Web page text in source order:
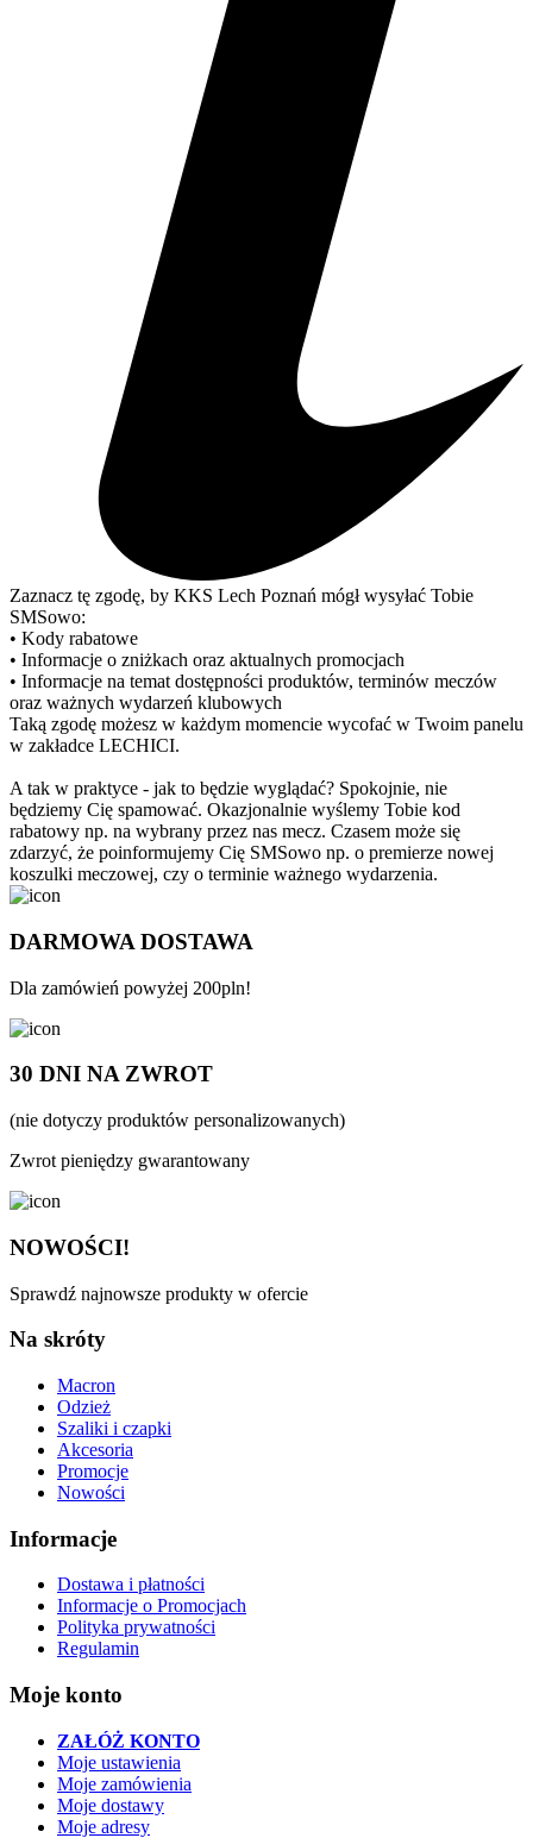
Zaznacz tę zgodę, by KKS Lech Poznań mógł wysyłać Tobie
SMSowo:
• Kody rabatowe
• Informacje o zniżkach oraz aktualnych promocjach
• Informacje na temat dostępności produktów, terminów meczów
oraz ważnych wydarzeń klubowych
Taką zgodę możesz w każdym momencie wycofać w Twoim panelu
w zakładce LECHICI.
A tak w praktyce - jak to będzie wyglądać? Spokojnie, nie
będziemy Cię spamować. Okazjonalnie wyślemy Tobie kod
rabatowy np. na wybrany przez nas mecz. Czasem może się
zdarzyć, że poinformujemy Cię SMSowo np. o premierze nowej
koszulki meczowej, czy o terminie ważnego wydarzenia.
DARMOWA DOSTAWA
Dla zamówień powyżej 200pln!
30 DNI NA ZWROT
(nie dotyczy produktów personalizowanych)
Zwrot pieniędzy gwarantowany
NOWOŚCI!
Sprawdź najnowsze produkty w ofercie
Na skróty
Macron
Odzież
Szaliki i czapki
Akcesoria
Promocje
Nowości
Informacje
Dostawa i płatności
Informacje o Promocjach
Polityka prywatności
Regulamin
Moje konto
ZAŁÓŻ KONTO
Moje ustawienia
Moje zamówienia
Moje dostawy
Moje adresy